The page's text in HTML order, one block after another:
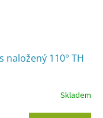
naložený 110° TH
Skladem